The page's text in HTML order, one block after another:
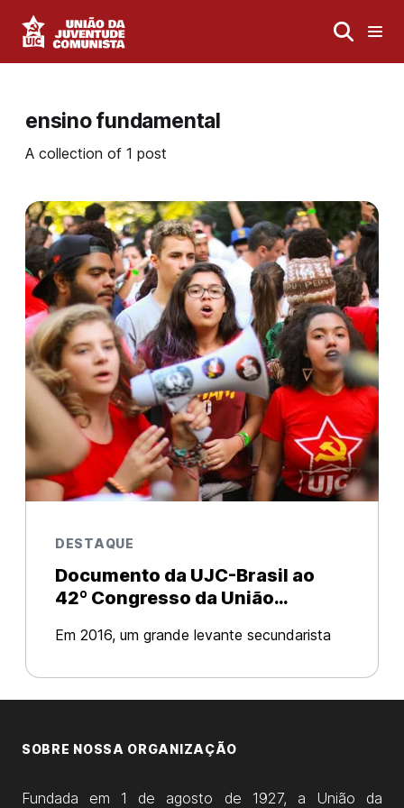
ensino fundamental
A collection of 1 post
DESTAQUE
Documento da UJC-Brasil ao
42º Congresso da União
Secundaristas (UBES)
Em 2016, um grande levante secundarista
Um movimento rebelde, questionador e
independente canalizado contra a chamada
SOBRE NOSSA ORGANIZAÇÃO
Fundada em 1 de agosto de 1927, a União da